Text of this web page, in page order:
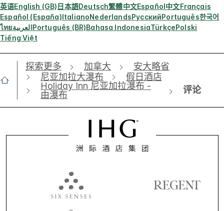
英语English (GB)日本語Deutsch繁體中文Español中文Français
Español (España)ItalianoNederlandsРусскийPortuguês한국어
ไทยالعربيةPortuguês (BR)Bahasa IndonesiaTürkçePolski
Tiếng Việt
探索更多 加拿大
安大略省
尼亚加拉大瀑布
假日酒店
Holiday Inn 尼亚加拉瀑布 -
由瀑布
评论